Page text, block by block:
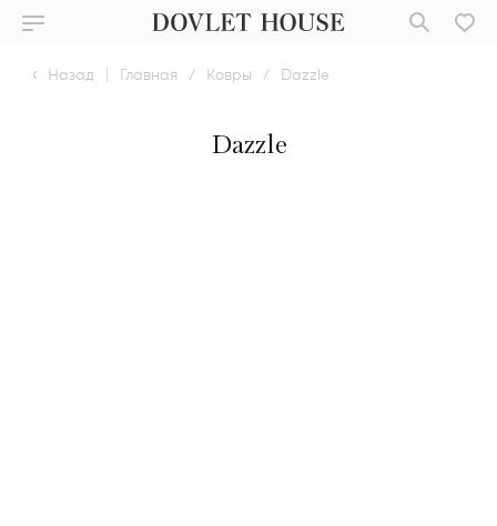
Назад | Главная / Ковры / Dazzle
Dazzle